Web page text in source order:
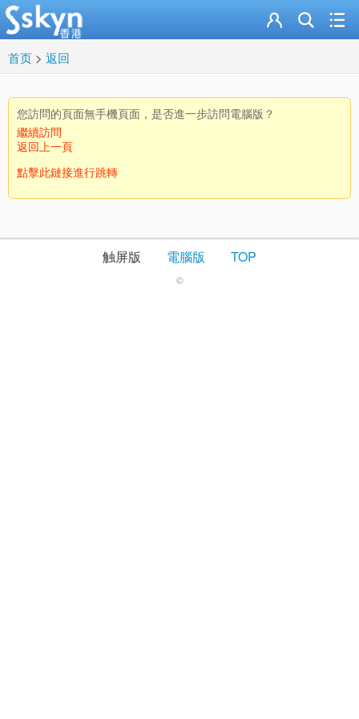
首页 > 返回
您訪問的頁面無手機頁面，是否進一步訪問電腦版？
繼續訪問
返回上一頁
點擊此鏈接進行跳轉
触屏版 電腦版 TOP
©